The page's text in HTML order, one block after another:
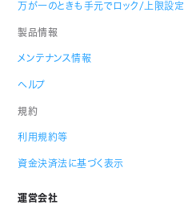
万が一のときも手元でロック/上限設定
製品情報
メンテナンス情報
ヘルプ
規約
利用規約等
資金決済法に基づく表示
運営会社